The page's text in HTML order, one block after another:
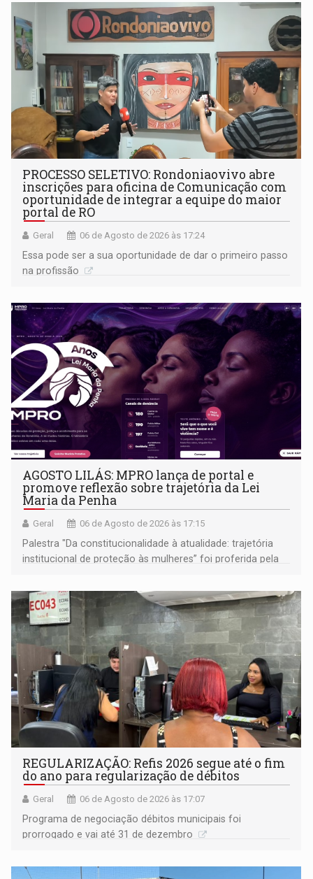
PROCESSO SELETIVO: Rondoniaovivo abre
inscrições para oficina de Comunicação com
oportunidade de integrar a equipe do maior
portal de RO
Geral 06 de Agosto de 2026 às 17:24
Essa pode ser a sua oportunidade de dar o primeiro passo
na profissão
AGOSTO LILÁS: MPRO lança de portal e
promove reflexão sobre trajetória da Lei
Maria da Penha
Geral 06 de Agosto de 2026 às 17:15
Palestra "Da constitucionalidade à atualidade: trajetória
institucional de proteção às mulheres” foi proferida pela
Goiás
REGULARIZAÇÃO: Refis 2026 segue até o fim
do ano para regularização de débitos
Geral 06 de Agosto de 2026 às 17:07
Programa de negociação débitos municipais foi
prorrogado e vai até 31 de dezembro